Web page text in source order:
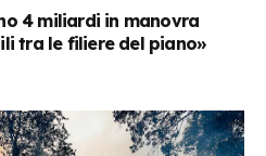
4 miliardi in manovra
tra le filiere del piano»